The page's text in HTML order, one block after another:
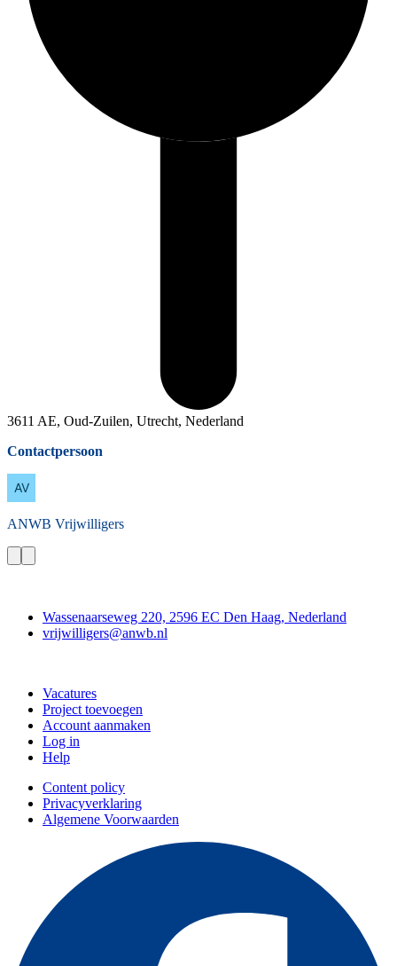
3611 AE, Oud-Zuilen, Utrecht, Nederland
Contactpersoon
ANWB Vrijwilligers
Wassenaarseweg 220, 2596 EC Den Haag, Nederland
vrijwilligers@anwb.nl
Vacatures
Project toevoegen
Account aanmaken
Log in
Help
Content policy
Privacyverklaring
Algemene Voorwaarden